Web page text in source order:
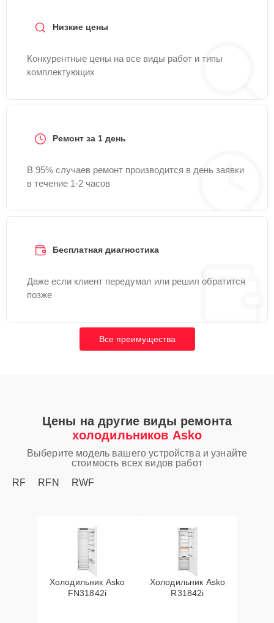
Низкие цены
Конкурентные цены на все виды работ и типы
комплектующих
Ремонт за 1 день
В 95% случаев ремонт производится в день заявки
в течение 1-2 часов
Бесплатная диагностика
Даже если клиент передумал или решил обратится
позже
Все преимущества
Цены на другие виды ремонта
холодильников Asko
Выберите модель вашего устройства и узнайте
стоимость всех видов работ
RF
RFN RWF
Холодильник Asko
FN31842i
Холодильник Asko
R31842i